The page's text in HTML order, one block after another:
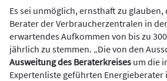
Es sei unmöglich, ernsthaft zu glauben,
Berater der Verbraucherzentralen in
erwartendes Aufkommen von bis zu
jährlich zu stemmen. „Die von den
Ausweitung des Beraterkreises um die
Expertenliste geführten Energieberater